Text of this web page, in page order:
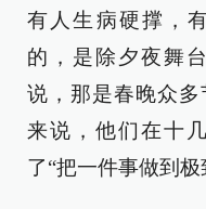
有人生病硬撑，
的，是除夕夜舞
说，那是春晚众
来说，他们在十
了“把一件事做到极